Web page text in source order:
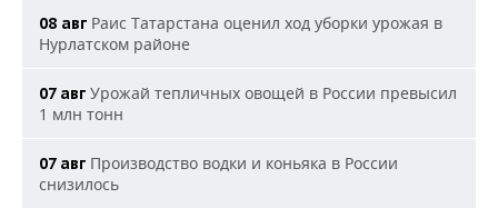
08 авг Раис Татарстана оценил ход уборки урожая в
Нурлатском районе
07 авг Урожай тепличных овощей в России превысил
1 млн тонн
07 авг Производство водки и коньяка в России
снизилось